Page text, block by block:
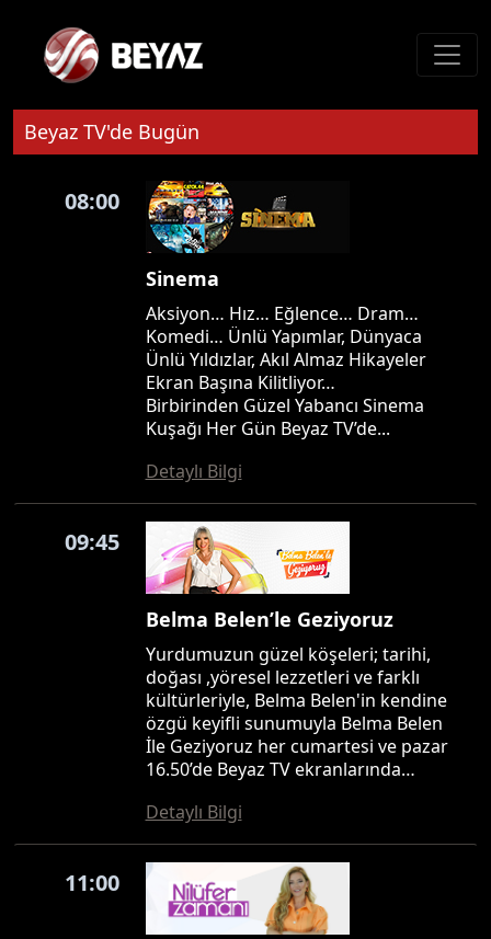
Beyaz TV'de Bugün
08:00
Sinema
Aksiyon… Hız… Eğlence… Dram…
Komedi… Ünlü Yapımlar, Dünyaca
Ünlü Yıldızlar, Akıl Almaz Hikayeler
Ekran Başına Kilitliyor…
Birbirinden Güzel Yabancı Sinema
Kuşağı Her Gün Beyaz TV’de...
Detaylı Bilgi
09:45
Belma Belen’le Geziyoruz
Yurdumuzun güzel köşeleri; tarihi,
doğası ,yöresel lezzetleri ve farklı
kültürleriyle, Belma Belen'in kendine
özgü keyifli sunumuyla Belma Belen
İle Geziyoruz her cumartesi ve pazar
16.50’de Beyaz TV ekranlarında…
Detaylı Bilgi
11:00